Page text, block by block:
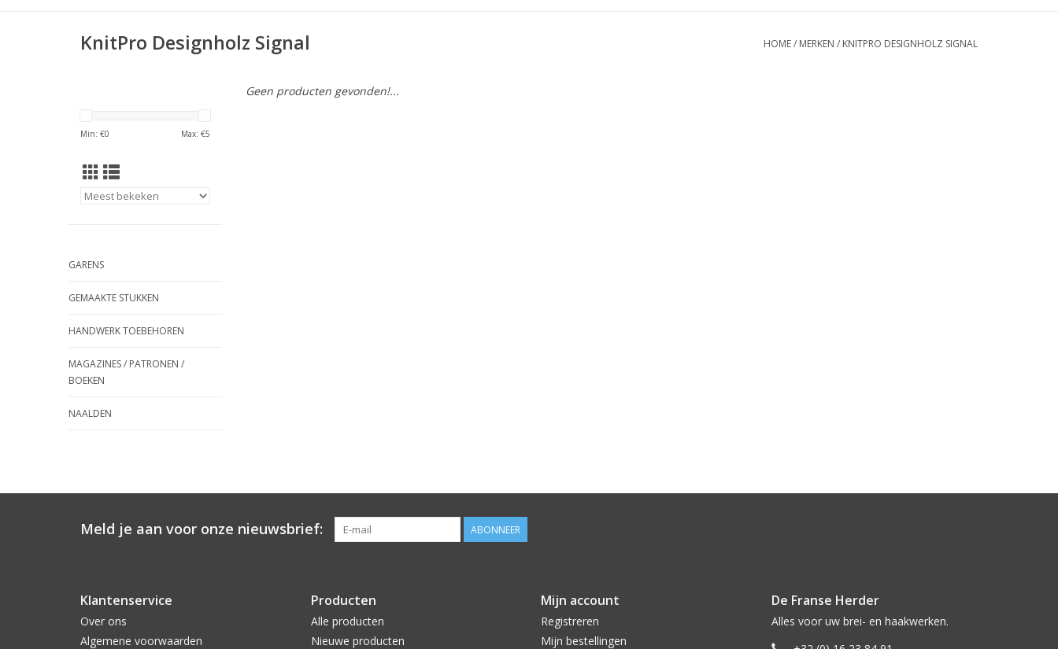
KnitPro Designholz Signal HOME/ MERKEN / KNITPRO DESIGNHOLZ SIGNAL
Min: €0 Max: €5
GARENS
GEMAAKTE STUKKEN
HANDWERK TOEBEHOREN
MAGAZINES / PATRONEN /
BOEKEN
NAALDEN
Geen producten gevonden!...
Meld je aan voor onze nieuwsbrief: ABONNEER
Klantenservice
Over ons
Algemene voorwaarden
Producten
Alle producten
Nieuwe producten
Mijn account
Registreren
Mijn bestellingen
De Franse Herder
Alles voor uw brei- en haakwerken.